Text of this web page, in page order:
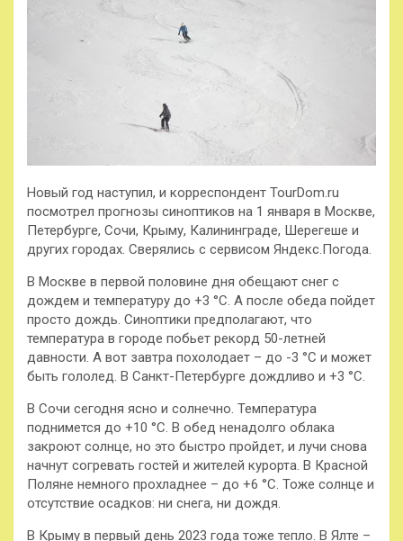
Новый год наступил, и корреспондент TourDom.ru
посмотрел прогнозы синоптиков на 1 января в Москве,
Петербурге, Сочи, Крыму, Калининграде, Шерегеше и
других городах. Сверялись с сервисом Яндекс.Погода.
В Москве в первой половине дня обещают снег с
дождем и температуру до +3 °C. А после обеда пойдет
просто дождь. Синоптики предполагают, что
температура в городе побьет рекорд 50-летней
давности. А вот завтра похолодает – до -3 °C и может
быть гололед. В Санкт-Петербурге дождливо и +3 °C.
В Сочи сегодня ясно и солнечно. Температура
поднимется до +10 °C. В обед ненадолго облака
закроют солнце, но это быстро пройдет, и лучи снова
начнут согревать гостей и жителей курорта. В Красной
Поляне немного прохладнее – до +6 °C. Тоже солнце и
отсутствие осадков: ни снега, ни дождя.
В Крыму в первый день 2023 года тоже тепло. В Ялте –